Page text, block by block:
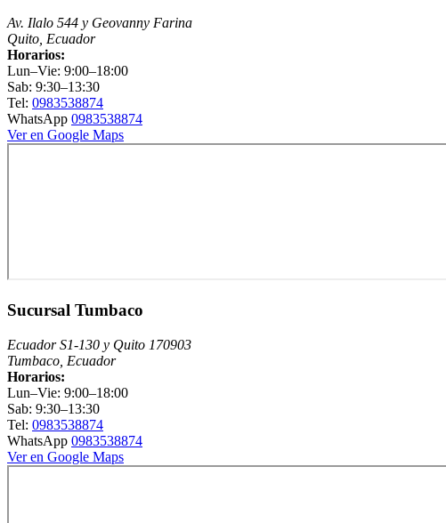
Av. Ilalo 544 y Geovanny Farina
Quito, Ecuador
Horarios:
Lun–Vie: 9:00–18:00
Sab: 9:30–13:30
Tel: 0983538874
WhatsApp 0983538874
Ver en Google Maps
Sucursal Tumbaco
Ecuador S1-130 y Quito 170903
Tumbaco, Ecuador
Horarios:
Lun–Vie: 9:00–18:00
Sab: 9:30–13:30
Tel: 0983538874
WhatsApp 0983538874
Ver en Google Maps